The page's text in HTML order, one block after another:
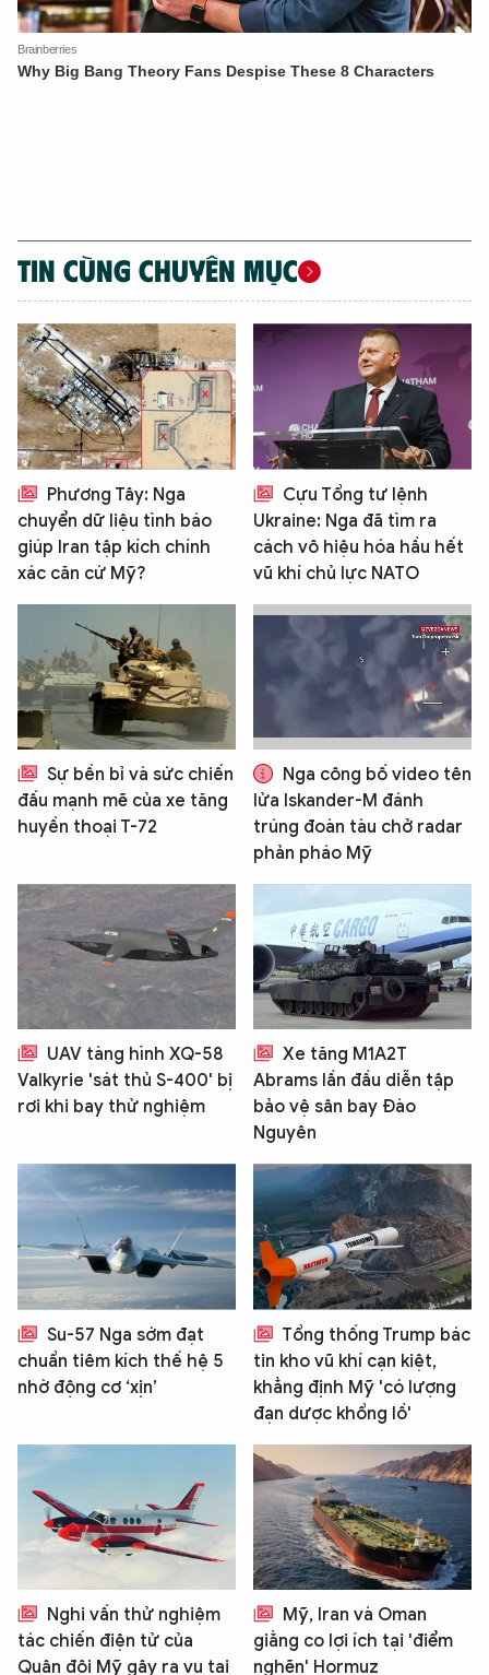
TIN CÙNG CHUYÊN MỤC
Phương Tây: Nga
chuyển dữ liệu tình báo
giúp Iran tập kích chính
xác căn cứ Mỹ?
Cựu Tổng tư lệnh
Ukraine: Nga đã tìm ra
cách vô hiệu hóa hầu hết
vũ khí chủ lực NATO
Sự bền bỉ và sức chiến
đấu mạnh mẽ của xe tăng
huyền thoại T-72
Nga công bố video tên
lửa Iskander-M đánh
trúng đoàn tàu chở radar
phản pháo Mỹ
UAV tàng hình XQ-58
Valkyrie 'sát thủ S-400' bị
rơi khi bay thử nghiệm
Xe tăng M1A2T
Abrams lần đầu diễn tập
bảo vệ sân bay Đào
Nguyên
Su-57 Nga sớm đạt
chuẩn tiêm kích thế hệ 5
nhờ động cơ ‘xịn’
Tổng thống Trump bác
tin kho vũ khí cạn kiệt,
khẳng định Mỹ 'có lượng
đạn dược khổng lồ'
Nghi vấn thử nghiệm
tác chiến điện tử của
Quân đội Mỹ gây ra vụ tai
Mỹ, Iran và Oman
giằng co lợi ích tại 'điểm
nghẽn' Hormuz